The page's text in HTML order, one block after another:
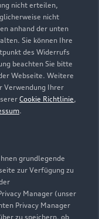
nicht erteilen,
nicht
anhand der unten
Sie können Ihre
des Widerrufs
beachten Sie bitte
Webseite. Weitere
Verwendung Ihrer
Cookie Richtlinie,
.
grundlegende
zur Verfügung zu
Manager (unser
Privacy Manager
zu speichern, ob
nach oben